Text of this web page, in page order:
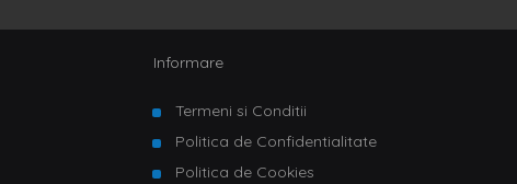
Informare
Termeni si Conditii
Politica de Confidentialitate
Politica de Cookies